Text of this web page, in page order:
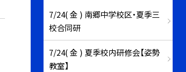
7/24( 金 ) 南郷中学校区・夏季三
校合同研
7/24( 金 ) 夏季校内研修会【姿勢
教室】